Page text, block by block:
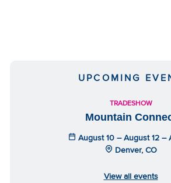
UPCOMING
TRADESHOW
Mountain
August 10 – August 12 –
Denver, CO
View all events